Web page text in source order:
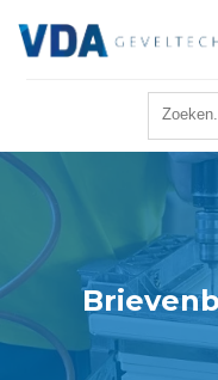
Reparatie
Onderhoud
Merken